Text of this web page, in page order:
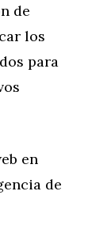
de
los
para
en
de